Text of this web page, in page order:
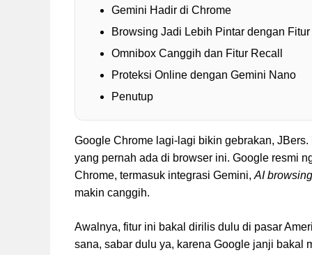
Gemini Hadir di Chrome
Browsing Jadi Lebih Pintar dengan
Omnibox Canggih dan Fitur Recall
Proteksi Online dengan Gemini Nano
Penutup
Google Chrome lagi-lagi bikin gebrakan,
yang pernah ada di browser ini. Google resmi
Chrome, termasuk integrasi Gemini,AI
makin canggih.
Awalnya, fitur ini bakal dirilis dulu di pasar
sana, sabar dulu ya, karena Google janji bakal